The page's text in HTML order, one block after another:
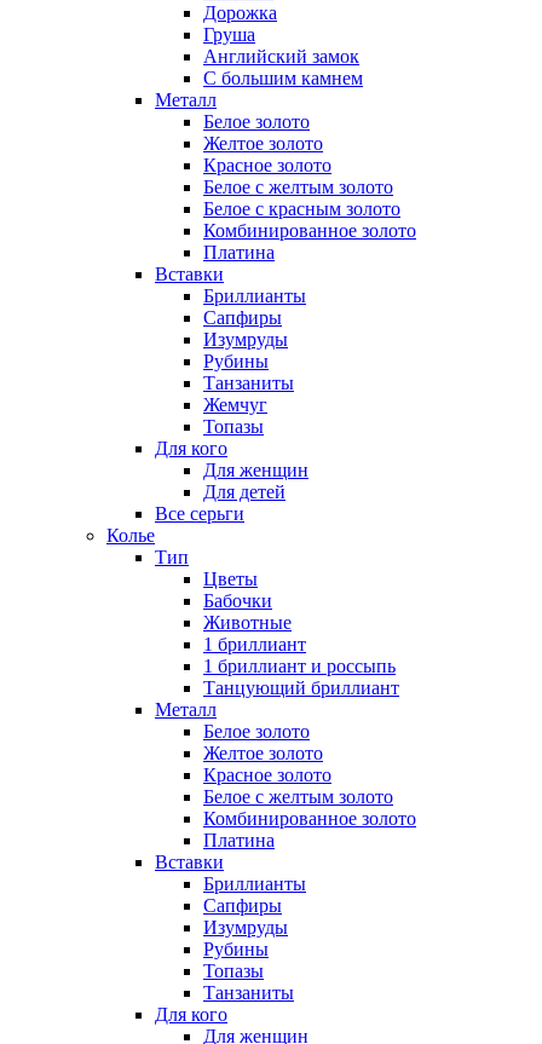
Дорожка
Груша
Английский замок
С большим камнем
Металл
Белое золото
Желтое золото
Красное золото
Белое с желтым золото
Белое с красным золото
Комбинированное золото
Платина
Вставки
Бриллианты
Сапфиры
Изумруды
Рубины
Танзаниты
Жемчуг
Топазы
Для кого
Для женщин
Для детей
Все серьги
Колье
Тип
Цветы
Бабочки
Животные
1 бриллиант
1 бриллиант и россыпь
Танцующий бриллиант
Металл
Белое золото
Желтое золото
Красное золото
Белое с желтым золото
Комбинированное золото
Платина
Вставки
Бриллианты
Сапфиры
Изумруды
Рубины
Топазы
Танзаниты
Для кого
Для женщин